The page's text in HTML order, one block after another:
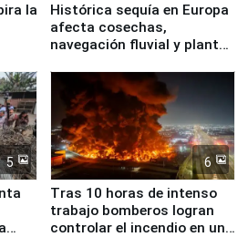
la
Histórica sequía en Europa
afecta cosechas,
navegación fluvial y plantas
5 6
Tras 10 horas de intenso
trabajo bomberos logran
controlar el incendio en una